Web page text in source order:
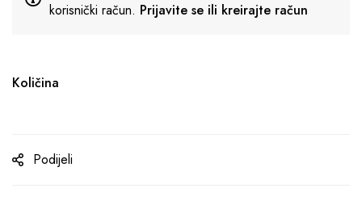
korisnički račun. Prijavite se ili kreirajte račun
Količina
Podijeli